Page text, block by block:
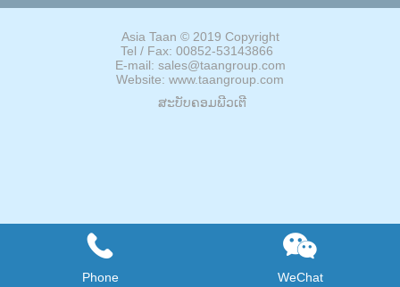
Asia Taan © 2019 Copyright
Tel / Fax: 00852-53143866
E-mail: sales@taangroup.com
Website: www.taangroup.com
ສະບັບຄອມພີວເຕີ
Phone WeChat